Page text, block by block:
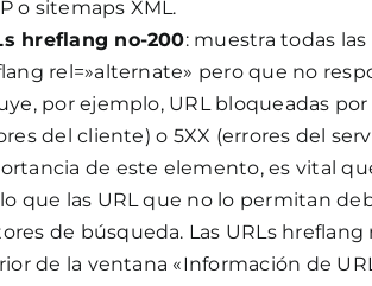
o sitemaps XML.
hreflang no-200: muestra todas
rel=»alternate» pero que no
por ejemplo, URL bloqueadas
del cliente) o 5XX (errores del
de este elemento, es vital
que las URL que no lo permitan
de búsqueda. Las URLs
de la ventana «Información de